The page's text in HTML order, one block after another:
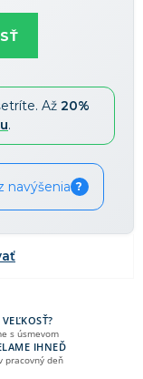
Až 20%
.
navýšenia ?
s úsmevom
IHNEĎ
pracovný deň